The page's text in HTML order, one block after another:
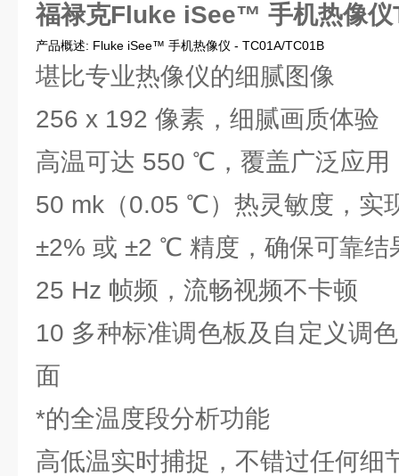
福禄克Fluke iSee™ 手机热像仪
产品概述: Fluke iSee™ 手机热像仪 - TC01A/TC01B
堪比专业热像仪的细腻图像
256 x 192 像素，细腻画质体验
高温可达 550 ℃，覆盖广泛应用
50 mk（0.05 ℃）热灵敏度，实
±2% 或 ±2 ℃ 精度，确保可靠结
25 Hz 帧频，流畅视频不卡顿
10 多种标准调色板及自定义调
面
*的全温度段分析功能
高低温实时捕捉，不错过任何细